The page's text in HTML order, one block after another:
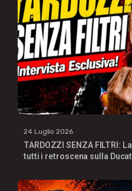
24 Luglio 2026
TARDOZZI SENZA FILTRI:
tutti i retroscena sulla